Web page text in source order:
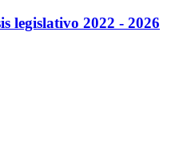
legislativo 2022 - 2026